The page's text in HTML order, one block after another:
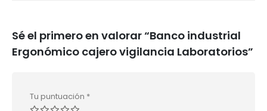
Sé el primero en valorar “Banco industrial
Ergonómico cajero vigilancia Laboratorios”
Tu puntuación *